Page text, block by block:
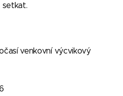
venkovní výcvikový